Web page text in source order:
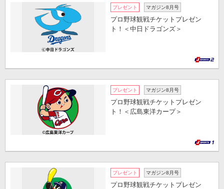
プレゼント マガジン8月号
プロ野球観戦チケットプレゼン
ト！＜中日ドラゴンズ＞
プレゼント マガジン8月号
プロ野球観戦チケットプレゼン
ト！＜広島東洋カープ＞
プレゼント マガジン8月号
プロ野球観戦チケットプレゼン